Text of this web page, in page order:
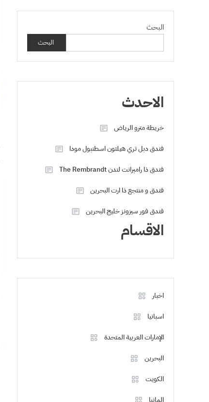
البحث
البحث
الاحدث
خريطة مترو الرياض
فندق دبل تري هيلتون اسطنبول مودا
فندق ذا رامبرانت لندن The Rembrandt
فندق و منتجع ذا ارت البحرين
فندق فور سيزونز خليج البحرين
الاقسام
اخبار
اسبانيا
الإمارات العربية المتحدة
البحرين
الكويت
المانيا